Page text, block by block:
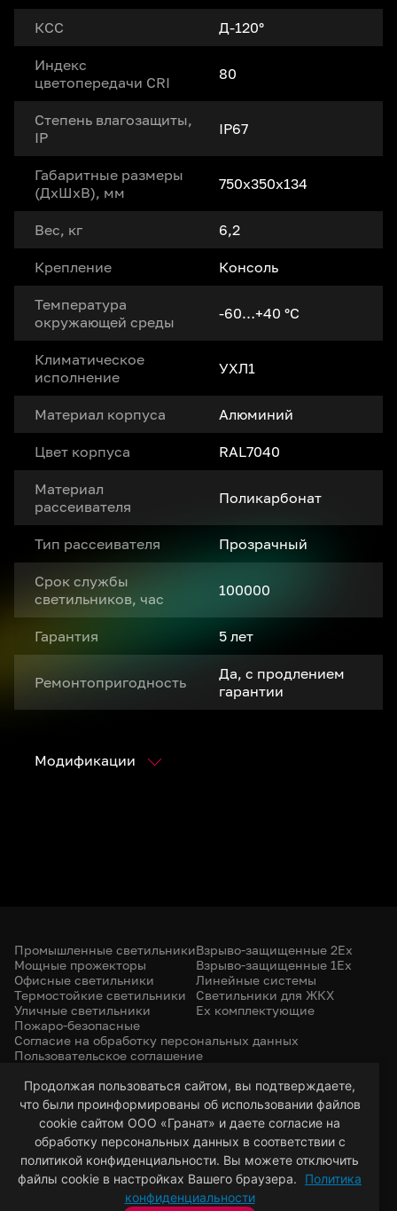
КСС Д-120°
Индекс
цветопередачи CRI
80
Степень влагозащиты,
IP
IP67
Габаритные размеры
(ДxШxВ), мм
750х350х134
Вес, кг 6,2
Крепление Консоль
Температура
окружающей среды
-60…+40 °С
Климатическое
исполнение
УХЛ1
Материал корпуса Алюминий
Цвет корпуса RAL7040
Материал
рассеивателя
Поликарбонат
Тип рассеивателя Прозрачный
Срок службы
светильников, час
100000
Гарантия 5 лет
Ремонтопригодность
Да, с продлением
гарантии
Модификации
Продолжая пользоваться сайтом, вы подтверждаете,
что были проинформированы об использовании файлов
cookie сайтом ООО «Гранат» и даете согласие на
обработку персональных данных в соответствии с
политикой конфиденциальности. Вы можете отключить
файлы cookie в настройках Вашего браузера.
Политика
конфиденциальности
Промышленные светильники
Мощные прожекторы
Офисные светильники
Термостойкие светильники
Уличные светильники
Пожаро-безопасные
Взрыво-защищенные 2Ex
Взрыво-защищенные 1Ex
Линейные системы
Светильники для ЖКХ
Ex комплектующие
Согласие на обработку персональных данных
Пользовательское соглашение
+7 (385) 299-31-31
led-22@bk.ru
г. Барнаул, 656053
ул. Северо-Западная, 57/99
© 2026 Гранат — светотехническая компания